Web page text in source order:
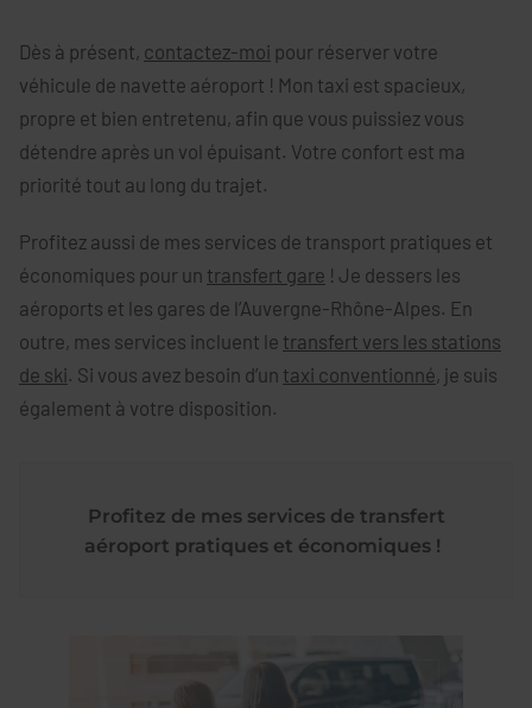
Dès à présent, contactez-moi pour réserver votre
véhicule de navette aéroport ! Mon taxi est spacieux,
propre et bien entretenu, afin que vous puissiez vous
détendre après un vol épuisant. Votre confort est ma
priorité tout au long du trajet.
Profitez aussi de mes services de transport pratiques et
économiques pour un transfert gare ! Je dessers les
aéroports et les gares de l’Auvergne-Rhône-Alpes. En
outre, mes services incluent le transfert vers les stations
de ski. Si vous avez besoin d’un taxi conventionné, je suis
également à votre disposition.
Profitez de mes services de transfert
aéroport pratiques et économiques !